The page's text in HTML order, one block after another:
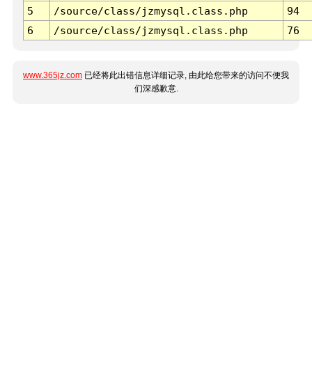
5
/source/class/jzmysql.class.php
94
6
/source/class/jzmysql.class.php 76
www.365jz.com 已经将此出错信息详细记录, 由此给您带来的访问不便我
们深感歉意.